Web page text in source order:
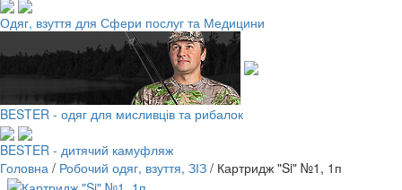
Одяг, взуття для Сфери послуг та Медицини
BESTER - одяг для мисливців та рибалок
BESTER - дитячий камуфляж
Головна / Робочий одяг, взуття, ЗІЗ / Картридж "Si" №1, 1п